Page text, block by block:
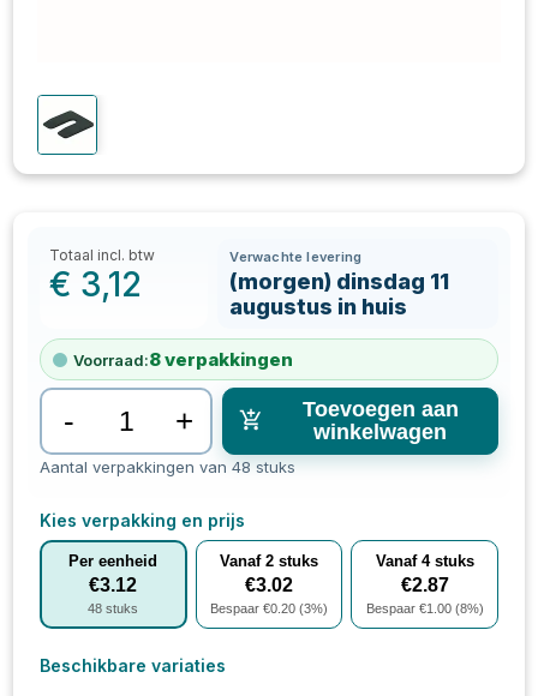
Totaal incl. btw
€ 3,12
Verwachte levering
(morgen) dinsdag 11
augustus in huis
Voorraad:8verpakkingen
- +
Toevoegen aan
winkelwagen
Aantal verpakkingen van 48 stuks
Kies verpakking en prijs
Per eenheid
€3.12
48 stuks
Vanaf 2 stuks
€3.02
Bespaar €0.20 (3%)
Vanaf 4stuks
€2.87
Bespaar €1.00(8%)
Beschikbare variaties